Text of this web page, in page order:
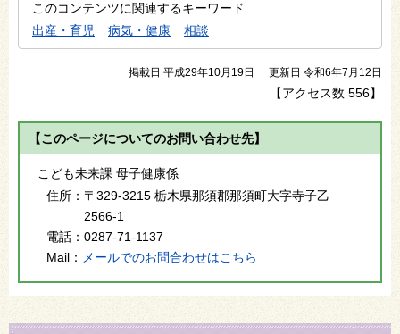
このコンテンツに関連するキーワード
出産・育児
病気・健康 相談
掲載日 平成29年10月19日 更新日 令和6年7月12日
【アクセス数 556】
【このページについてのお問い合わせ先】
こども未来課 母子健康係
住所： 〒329-3215 栃木県那須郡那須町大字寺子乙
2566-1
電話： 0287-71-1137
Mail：
メールでのお問合わせはこちら